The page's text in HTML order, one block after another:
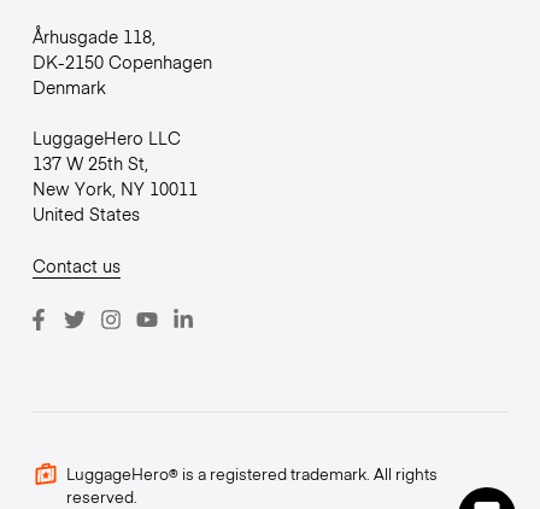
Århusgade 118,
DK-2150 Copenhagen
Denmark
LuggageHero LLC
137 W 25th St,
New York, NY 10011
United States
Contact us
LuggageHero® is a registered trademark. All rights
reserved.